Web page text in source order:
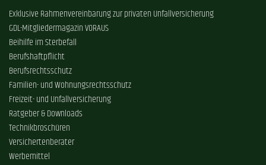
Exklusive Rahmenvereinbarung zur privaten Unfallversicherung
GDL-Mitgliedermagazin VORAUS
Beihilfe im Sterbefall
Berufshaftpflicht
Berufsrechtsschutz
Familien- und Wohnungsrechtsschutz
Freizeit- und Unfallversicherung
Ratgeber & Downloads
Technikbroschüren
Versichertenberater
Werbemittel